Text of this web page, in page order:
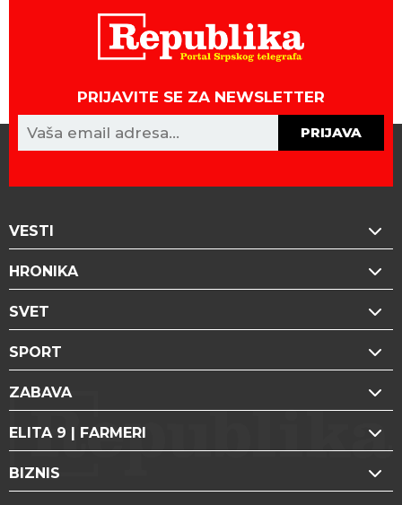
PRIJAVITE SE ZA NEWSLETTER
PRIJAVA
VESTI
HRONIKA
SVET
SPORT
ZABAVA
ELITA 9 | FARMERI
BIZNIS